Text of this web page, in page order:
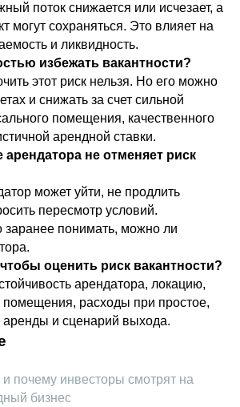
поток снижается или исчезает, а
могут сохраняться. Это влияет на
и ликвидность.
избежать вакантности?
этот риск нельзя. Но его можно
и снижать за счет сильной
помещения, качественного
арендной ставки.
арендатора не отменяет риск
может уйти, не продлить
пересмотр условий.
заранее понимать, можно ли
оценить риск вакантности?
арендатора, локацию,
помещения, расходы при простое,
аренды и сценарий выхода.
почему инвесторы смотрят на
бизнес